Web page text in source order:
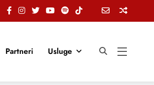
Partneri Usluge